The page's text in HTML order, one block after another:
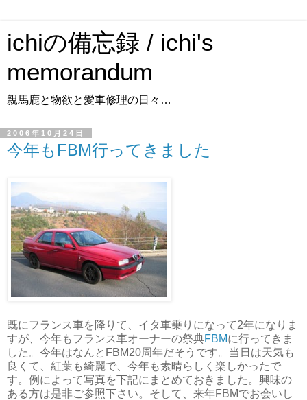
ichiの備忘録 / ichi's
memorandum
親馬鹿と物欲と愛車修理の日々…
2006年10月24日
今年もFBM行ってきました
既にフランス車を降りて、イタ車乗りになって2年になりま
すが、今年もフランス車オーナーの祭典FBMに行ってきま
した。今年はなんとFBM20周年だそうです。当日は天気も
良くて、紅葉も綺麗で、今年も素晴らしく楽しかったで
す。例によって写真を下記にまとめておきました。興味の
ある方は是非ご参照下さい。そして、来年FBMでお会いし